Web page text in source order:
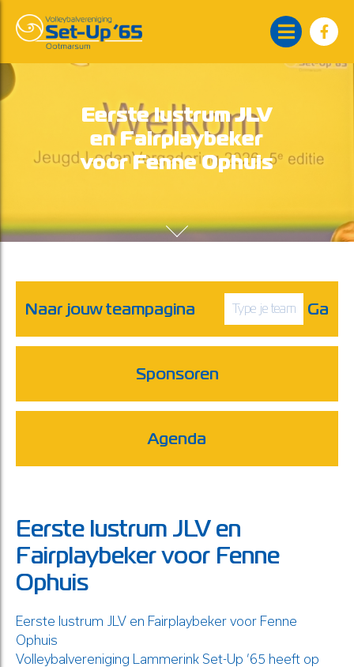
Eerste lustrum JLV
en Fairplaybeker
voor Fenne Ophuis
Naar jouw teampagina Ga
Sponsoren
Agenda
Eerste lustrum JLV en
Fairplaybeker voor Fenne
Ophuis
Eerste lustrum JLV en Fairplaybeker voor Fenne
Ophuis
Volleybalvereniging Lammerink Set-Up ’65 heeft op